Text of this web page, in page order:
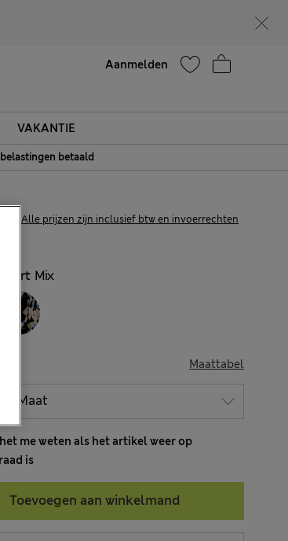
Aanmelden
VAKANTIE
betaald
Alle prijzen zijn inclusief btw en invoerrechten
Zwart Mix
Maattabel
me weten als het artikel weer op
is
Toevoegen aan winkelmand